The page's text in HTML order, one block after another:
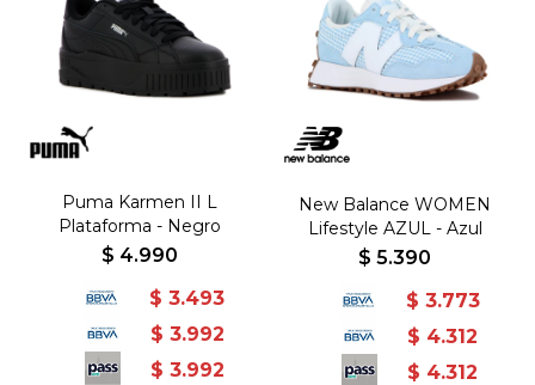
Puma Karmen II L
Plataforma - Negro
$ 4.990
$ 3.493
$ 3.992
$ 3.992
New Balance WOMEN
Lifestyle AZUL - Azul
$ 5.390
$ 3.773
$ 4.312
$ 4.312